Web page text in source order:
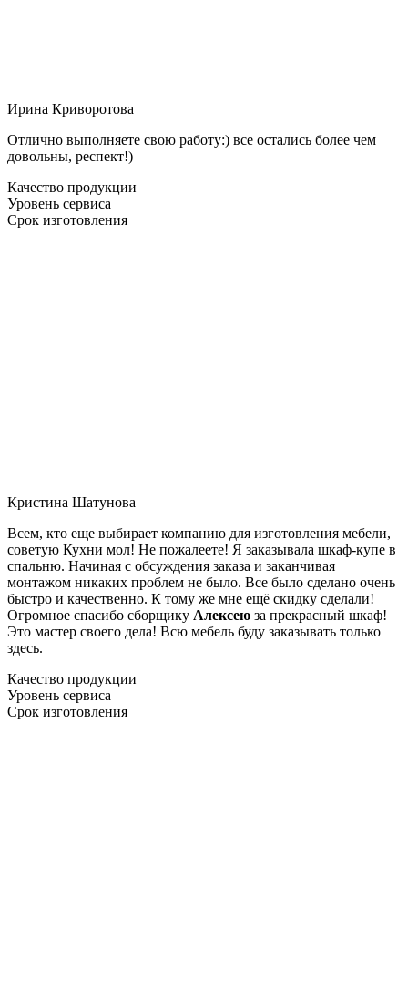
Ирина Криворотова
Отлично выполняете свою работу:) все остались более чем
довольны, респект!)
Качество продукции
Уровень сервиса
Срок изготовления
Кристина Шатунова
Всем, кто еще выбирает компанию для изготовления мебели,
советую Кухни мол! Не пожалеете! Я заказывала шкаф-купе в
спальню. Начиная с обсуждения заказа и заканчивая
монтажом никаких проблем не было. Все было сделано очень
быстро и качественно. К тому же мне ещё скидку сделали!
Огромное спасибо сборщику Алексею за прекрасный шкаф!
Это мастер своего дела! Всю мебель буду заказывать только
здесь.
Качество продукции
Уровень сервиса
Срок изготовления